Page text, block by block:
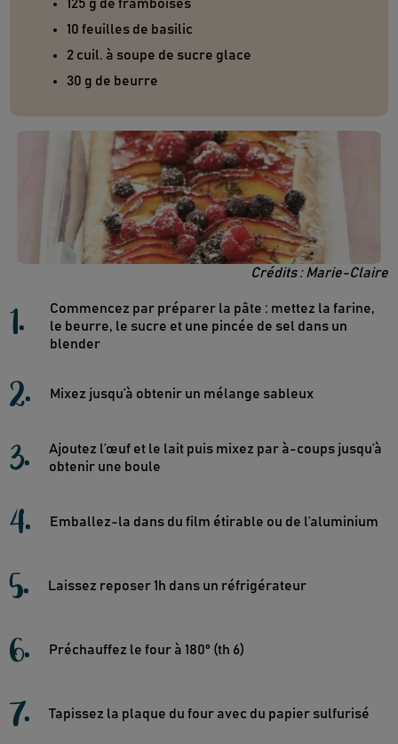
125 g de framboises
10 feuilles de basilic
2 cuil. à soupe de sucre glace
30 g de beurre
Crédits : Marie-Claire
1.
Commencez par préparer la pâte : mettez la farine,
le beurre, le sucre et une pincée de sel dans un
blender
2. Mixez jusqu’à obtenir un mélange sableux
3.
Ajoutez l’œuf et le lait puis mixez par à-coups jusqu’à
obtenir une boule
4. Emballez-la dans du film étirable ou de l’aluminium
5. Laissez reposer 1h dans un réfrigérateur
6. Préchauffez le four à 180° (th 6)
7. Tapissez la plaque du four avec du papier sulfurisé